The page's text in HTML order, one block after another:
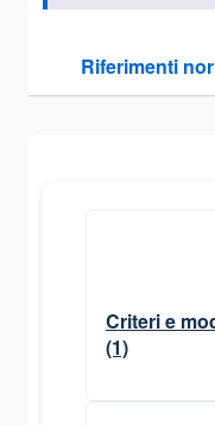
Riferimenti
Sezione
Criteri e
(1)